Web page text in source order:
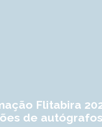
Flitabira
de autógrafos